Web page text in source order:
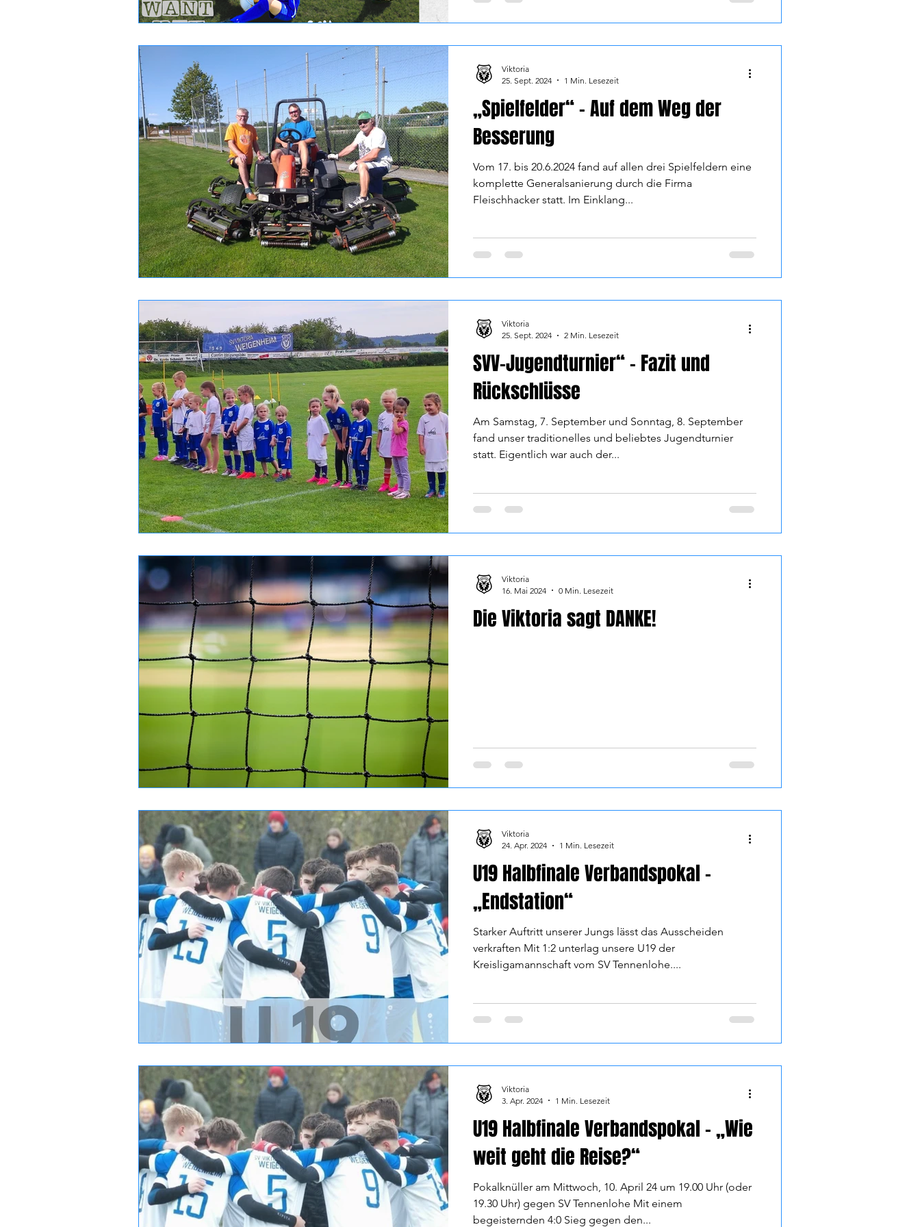
„Spielfelder“ – Auf dem Weg der
Besserung
Vom 17. bis 20.6.2024 fand auf allen drei Spielfeldern eine
komplette Generalsanierung durch die Firma
Fleischhacker statt. Im Einklang...
Viktoria
25. Sept. 2024
1 Min. Lesezeit
SVV-Jugendturnier“ - Fazit und
Rückschlüsse
Am Samstag, 7. September und Sonntag, 8. September
fand unser traditionelles und beliebtes Jugendturnier
statt. Eigentlich war auch der...
Viktoria
25. Sept. 2024
2 Min. Lesezeit
Die Viktoria sagt DANKE!
Viktoria
16. Mai 2024
0 Min. Lesezeit
U19 Halbfinale Verbandspokal –
„Endstation“
Starker Auftritt unserer Jungs lässt das Ausscheiden
verkraften Mit 1:2 unterlag unsere U19 der
Kreisligamannschaft vom SV Tennenlohe....
Viktoria
24. Apr. 2024
1 Min. Lesezeit
U19 Halbfinale Verbandspokal – „Wie
weit geht die Reise?“
Pokalknüller am Mittwoch, 10. April 24 um 19.00 Uhr (oder
19.30 Uhr) gegen SV Tennenlohe Mit einem
begeisternden 4:0 Sieg gegen den...
Viktoria
3. Apr. 2024
1 Min. Lesezeit